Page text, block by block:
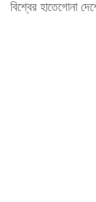
বিশ্বের হাতেগোনা